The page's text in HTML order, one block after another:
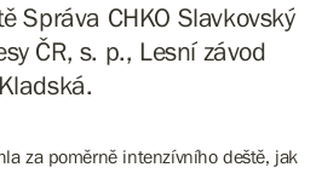
Správa CHKO Slavkovský
ČR, s. p., Lesní závod
Kladská.
za poměrně intenzívního deště, jak